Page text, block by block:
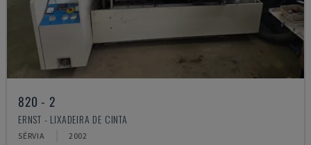
820 - 2
ERNST - LIXADEIRA DE CINTA
SÉRVIA 2002